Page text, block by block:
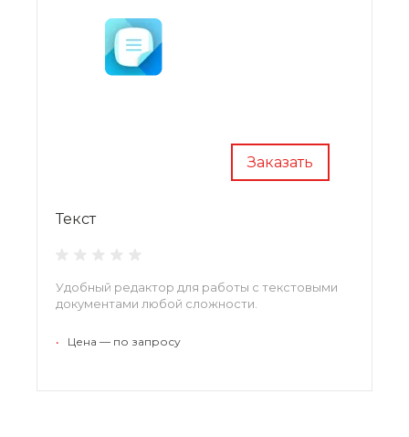
Заказать
Текст
Удобный редактор для работы с текстовыми
документами любой сложности.
• Цена — по запросу